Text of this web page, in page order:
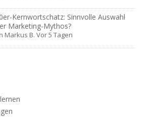
Kernwortschatz: Sinnvolle Auswahl
Marketing-Mythos?
Markus B. Vor 5 Tagen